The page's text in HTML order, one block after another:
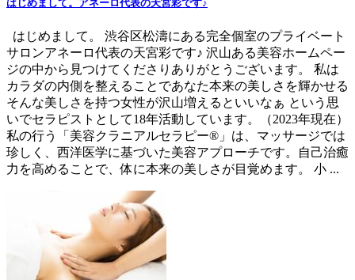
はじめまして。アネーロ代表の天宮彩です♪
はじめまして。 渋谷区松濤にある完全個室のプライベート
サロンアネーロ代表の天宮彩です♪ 沢山ある美容ホームペー
ジの中から見つけてくださりありがとうございます。 私は
カラダの内側を整えることであなた本来の美しさを輝かせる
そんな美しさを持つ女性が沢山増えるといいなぁ という思
いでセラピストとして18年活動しています。（2023年現在）
私の行う「美容クラニアルセラピー®」は、マッサージでは
珍しく、西洋医学に基づいた美容アプローチです。自己治癒
力を高めることで、体に本来の美しさが目覚めます。 小 ...